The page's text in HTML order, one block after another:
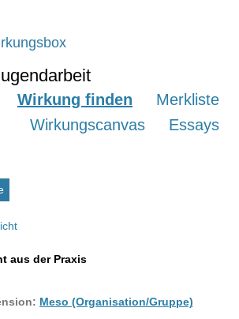
Wirkung finden
Merkliste
Wirkungscanvas
Essays
aus der Praxis
Meso (Organisation/Gruppe)